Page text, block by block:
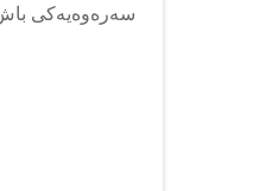
سەرەوەیەکی باش